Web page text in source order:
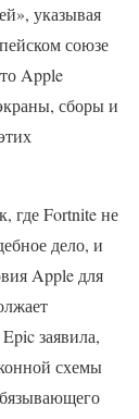
указывая
союзе
Apple
сборы и
где Fortnite не
дело, и
Apple для
заявила,
схемы